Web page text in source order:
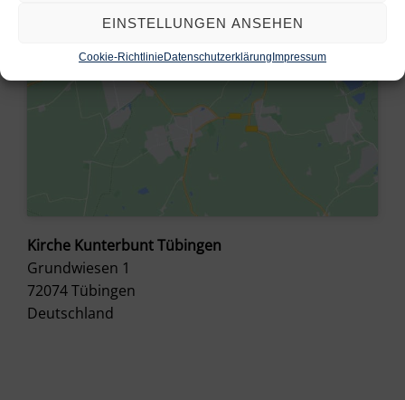
EINSTELLUNGEN ANSEHEN
Cookie-Richtlinie Datenschutzerklärung Impressum
Kirche Kunterbunt Tübingen
Grundwiesen 1
72074Tübingen
Deutschland